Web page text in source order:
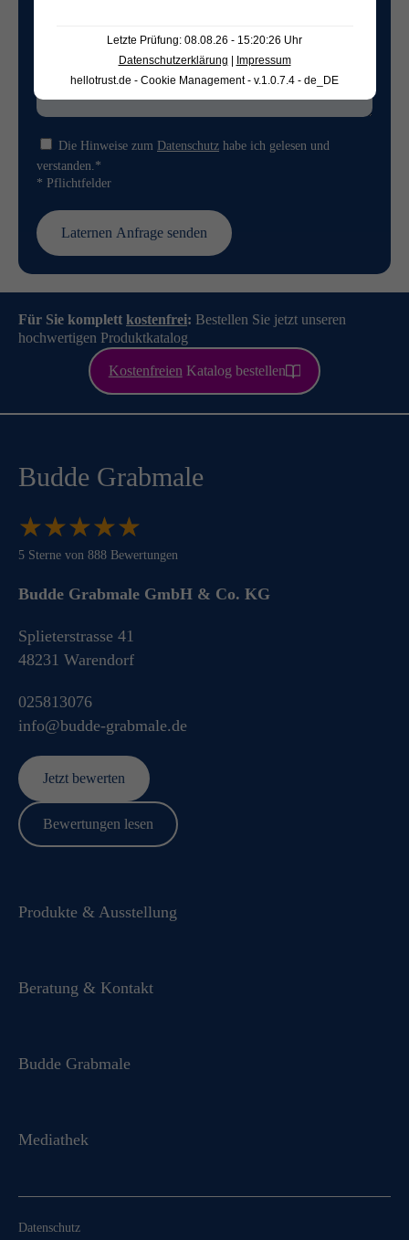
Die Hinweise zum Datenschutz habe ich gelesen und
verstanden.*
* Pflichtfelder
Für Sie komplett kostenfrei: Bestellen Sie jetzt unseren
hochwertigen Produktkatalog
Kostenfreien Katalog bestellen
Budde Grabmale
★★★★★
★★★★★
5 Sterne von 888 Bewertungen
Budde Grabmale GmbH & Co. KG
info@budde-grabmale.de
025813076
Splieterstrasse 41
48231 Warendorf
Jetzt bewerten
Bewertungen lesen
Produkte & Ausstellung
Beratung & Kontakt
Budde Grabmale
Mediathek
Datenschutz
Letzte Prüfung: 08.08.26 - 15:20:26 Uhr
Datenschutzerklärung | Impressum
hellotrust.de - Cookie Management - v.1.0.7.4 - de_DE